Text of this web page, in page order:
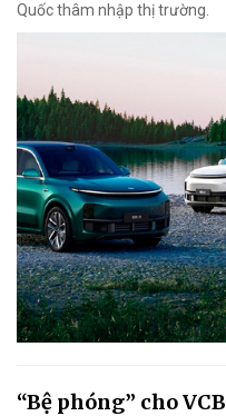
Quốc thâm nhập thị trường.
“Bệ phóng” cho VCB